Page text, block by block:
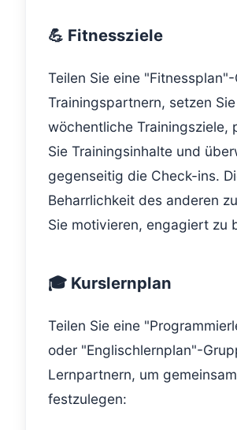
💪 Fitnessziele
Teilen Sie eine
Trainingspartnern, setzen Sie
wöchentliche Trainingsziele,
Sie Trainingsinhalte und
gegenseitig die Check-ins.
Beharrlichkeit des anderen
Sie motivieren, engagiert zu
🎓 Kurslernplan
Teilen Sie eine
oder "Englischlernplan"-
Lernpartnern, um
festzulegen: